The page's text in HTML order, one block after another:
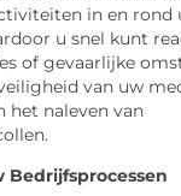
in en rond
u snel kunt
of gevaarlijke
van uw
het naleven van
Bedrijfsprocessen